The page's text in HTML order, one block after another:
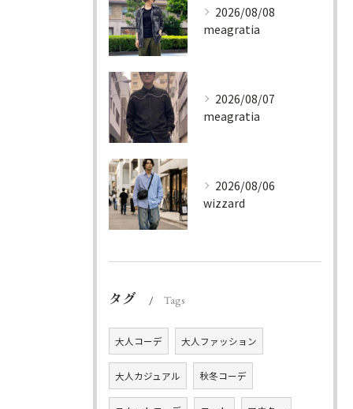
2026/08/08
meagratia
2026/08/07
meagratia
2026/08/06
wizzard
タグ Tags
大人コーデ 大人ファッション
大人カジュアル 秋冬コーデ